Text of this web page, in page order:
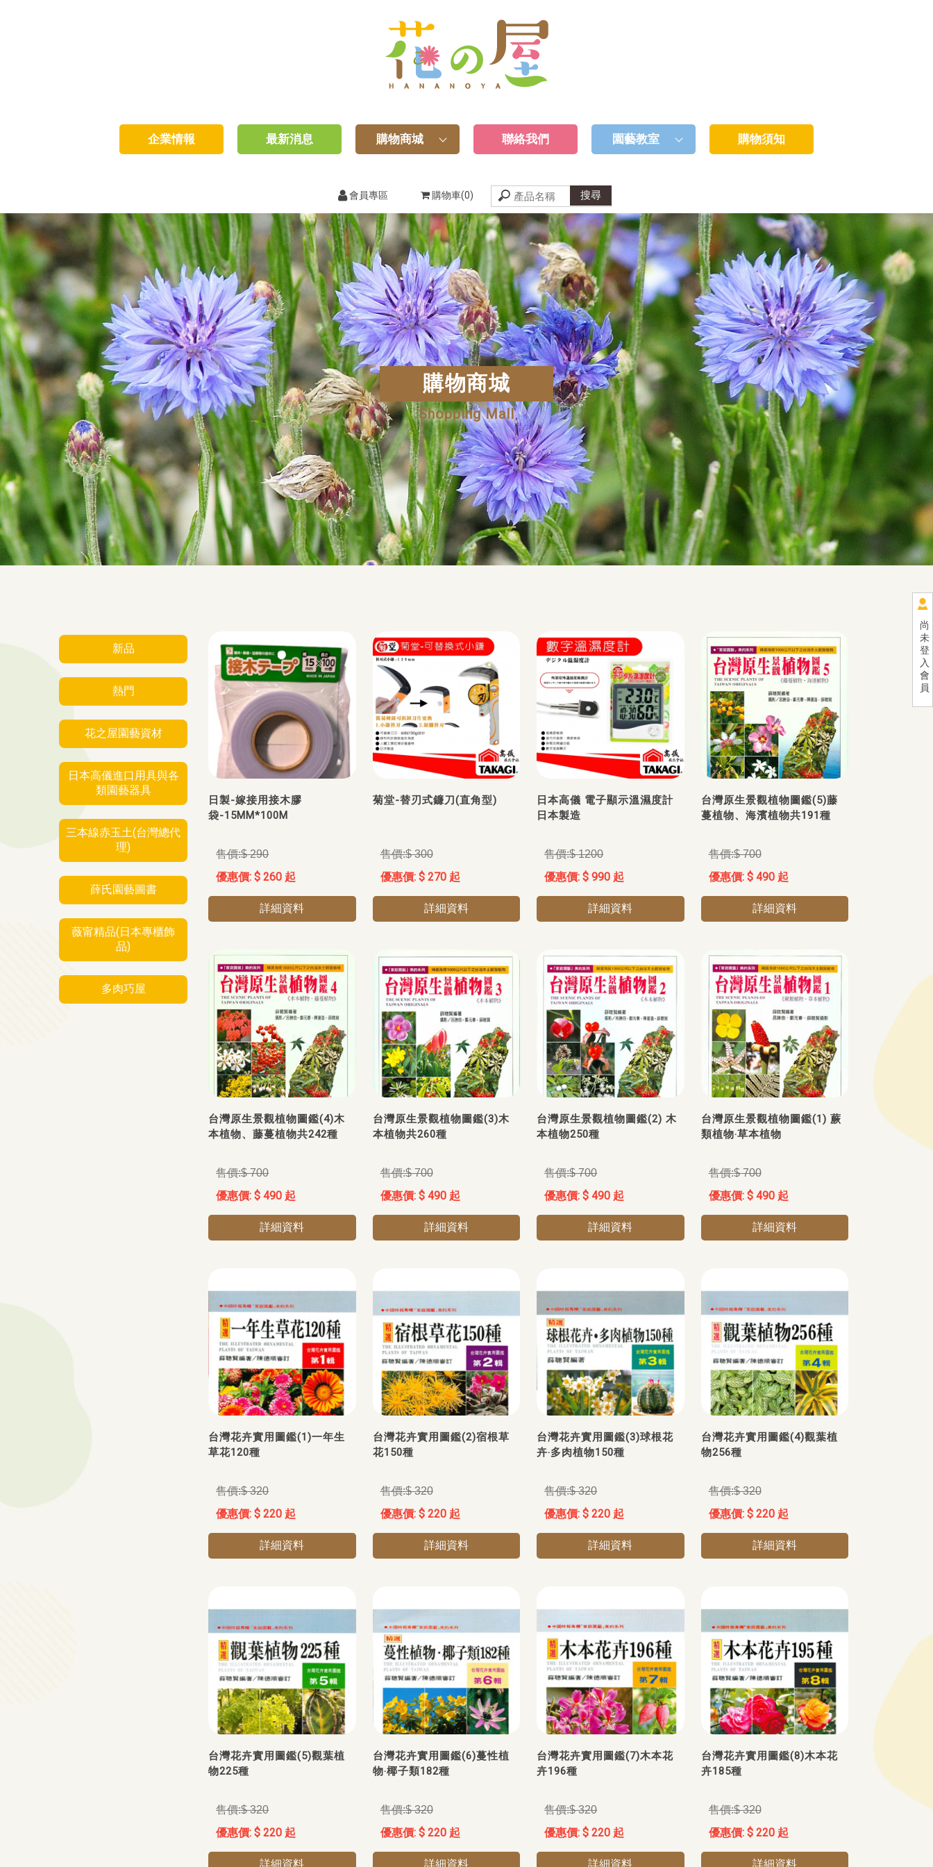
尚
未
登
入
會
員
企業情報 最新消息 購物商城 聯絡我們 園藝教室 購物須知
會員專區 購物車(0)
購物商城
Shopping Mall
新品
熱門
花之屋園藝資材
日本高儀進口用具與各
類園藝器具
三本線赤玉土(台灣總代
理)
薛氏園藝圖書
薇甯精品(日本專櫃飾
品)
多肉巧屋
日製-嫁接用接木膠
袋-15MM*100M
$ 290
$ 260 起
詳細資料
菊堂-替刃式鐮刀(直角型)
$ 300
$ 270 起
詳細資料
日本高儀 電子顯示溫濕度計
日本製造
$ 1200
$ 990 起
詳細資料
台灣原生景觀植物圖鑑(5)藤
蔓植物、海濱植物共191種
$ 700
$ 490 起
詳細資料
台灣原生景觀植物圖鑑(4)木
本植物、藤蔓植物共242種
$ 700
$ 490 起
詳細資料
台灣原生景觀植物圖鑑(3)木
本植物共260種
$ 700
$ 490 起
詳細資料
台灣原生景觀植物圖鑑(2) 木
本植物250種
$ 700
$ 490 起
詳細資料
台灣原生景觀植物圖鑑(1) 蕨
類植物‧草本植物
$ 700
$ 490 起
詳細資料
台灣花卉實用圖鑑(1)一年生
草花120種
$ 320
$ 220 起
詳細資料
台灣花卉實用圖鑑(2)宿根草
花150種
$ 320
$ 220 起
詳細資料
台灣花卉實用圖鑑(3)球根花
卉‧多肉植物150種
$ 320
$ 220 起
詳細資料
台灣花卉實用圖鑑(4)觀葉植
物256種
$ 320
$ 220 起
詳細資料
台灣花卉實用圖鑑(5)觀葉植
物225種
$ 320
$ 220 起
詳細資料
台灣花卉實用圖鑑(6)蔓性植
物‧椰子類182種
$ 320
$ 220 起
詳細資料
台灣花卉實用圖鑑(7)木本花
卉196種
$ 320
$ 220 起
詳細資料
台灣花卉實用圖鑑(8)木本花
卉185種
$ 320
$ 220 起
詳細資料